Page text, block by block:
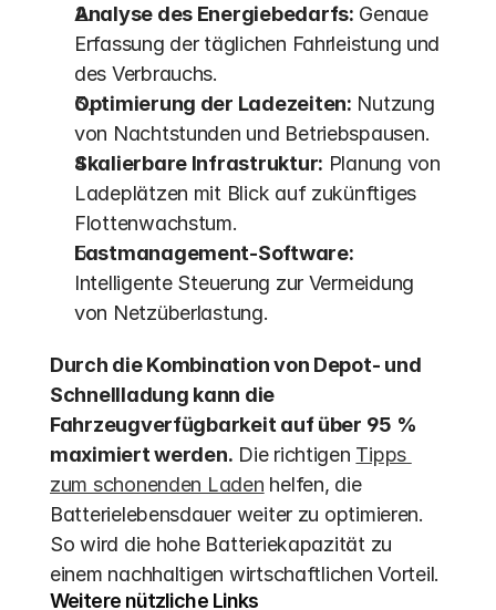
Analyse des Energiebedarfs: Genaue
Erfassung der täglichen Fahrleistung und
des Verbrauchs.
Optimierung der Ladezeiten: Nutzung
von Nachtstunden und Betriebspausen.
Skalierbare Infrastruktur: Planung von
Ladeplätzen mit Blick auf zukünftiges
Flottenwachstum.
Lastmanagement-Software:
Intelligente Steuerung zur Vermeidung
von Netzüberlastung.
Durch die Kombination von Depot- und
Schnellladung kann die
Fahrzeugverfügbarkeit auf über 95 %
maximiert werden. Die richtigen Tipps
zum schonenden Laden helfen, die
Batterielebensdauer weiter zu optimieren.
So wird die hohe Batteriekapazität zu
einem nachhaltigen wirtschaftlichen Vorteil.
Weitere nützliche Links